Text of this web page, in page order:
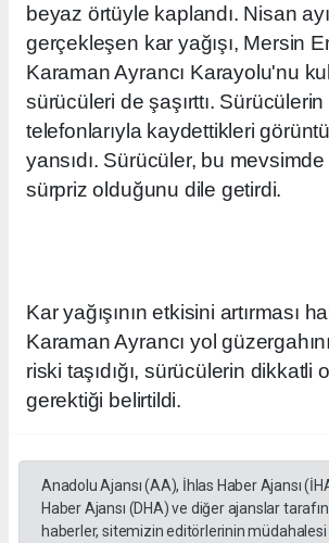
beyaz örtüyle kaplandı. Nisan
gerçekleşen kar yağışı, Mersin
Karaman Ayrancı Karayolu'nu
sürücüleri de şaşırttı. Sürücülerin
telefonlarıyla kaydettikleri
yansıdı. Sürücüler, bu mevsimde
sürpriz olduğunu dile getirdi.
Kar yağışının etkisini artırması
Karaman Ayrancı yol
riski taşıdığı, sürücülerin dikkatli
gerektiği belirtildi.
Anadolu Ajansı (AA), İhlas Haber Ajansı
Haber Ajansı (DHA) ve diğer ajanslar
haberler, sitemizin editörlerinin